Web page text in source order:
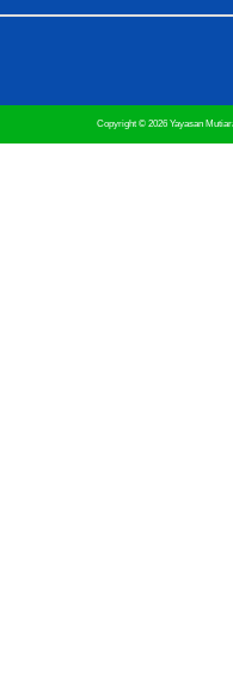
Copyright © 2026 Yayasan